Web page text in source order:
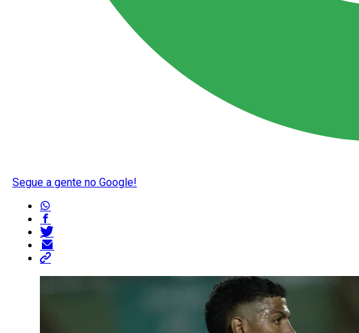
Segue a gente no Google!